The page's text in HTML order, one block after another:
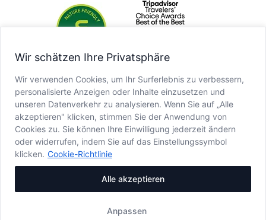
Wir schätzen Ihre Privatsphäre
Wir verwenden Cookies, um Ihr Surferlebnis zu verbessern,
personalisierte Anzeigen oder Inhalte einzusetzen und
unseren Datenverkehr zu analysieren. Wenn Sie auf „Alle
akzeptieren" klicken, stimmen Sie der Anwendung von
Cookies zu. Sie können Ihre Einwilligung jederzeit ändern
oder widerrufen, indem Sie auf das Einstellungssymbol
klicken. Cookie-Richtlinie
Anpassen
Alle akzeptieren
Copyright © JU NP Plitvička jezera, 2025.